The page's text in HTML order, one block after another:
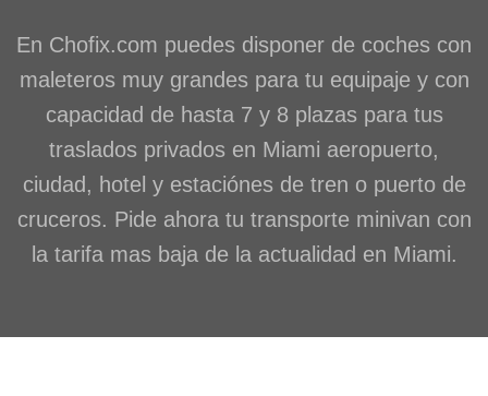
En Chofix.com puedes disponer de coches con
maleteros muy grandes para tu equipaje y con
capacidad de hasta 7 y 8 plazas para tus
traslados privados en Miami aeropuerto,
ciudad, hotel y estaciónes de tren o puerto de
cruceros. Pide ahora tu transporte minivan con
la tarifa mas baja de la actualidad en Miami.